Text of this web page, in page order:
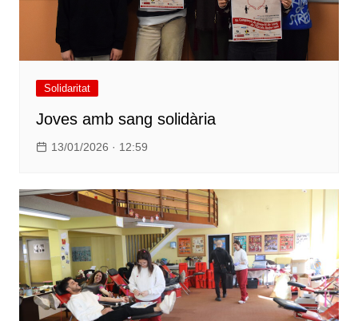
Solidaritat
Joves amb sang solidària
13/01/2026 · 12:59